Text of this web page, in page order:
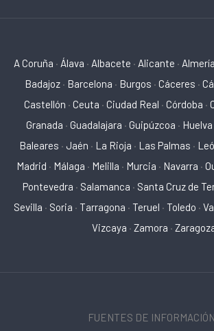
A Coruña · Álava · Albacete · Alicante · Almería
Badajoz · Barcelona · Burgos · Cáceres ·
Castellón · Ceuta · Ciudad Real · Córdoba ·
Granada · Guadalajara · Guipúzcoa · Huelva
Baleares · Jaén · La Rioja · Las Palmas ·
Madrid · Málaga · Melilla · Murcia · Navarra ·
Pontevedra · Salamanca · Santa Cruz de
Sevilla · Soria · Tarragona · Teruel · Toledo ·
Vizcaya · Zamora ·
FUENTES DE